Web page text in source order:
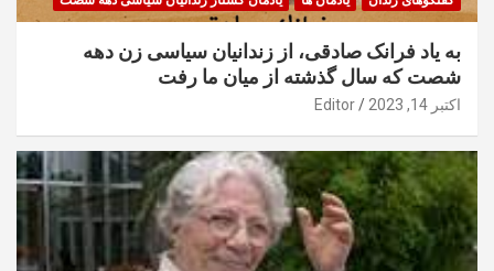
به یاد فرانک صادقی، از زندانیان سیاسی زن دهه
شصت که سال گذشته از میان ما رفت
اکتبر 14, 2023 Editor